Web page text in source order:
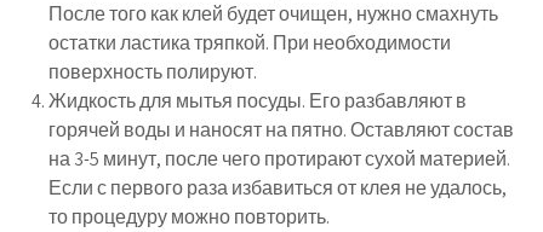
После того как клей будет очищен, нужно смахнуть
остатки ластика тряпкой. При необходимости
поверхность полируют.
Жидкость для мытья посуды. Его разбавляют в
горячей воды и наносят на пятно. Оставляют состав
на 3-5 минут, после чего протирают сухой материей.
Если с первого раза избавиться от клея не удалось,
то процедуру можно повторить.